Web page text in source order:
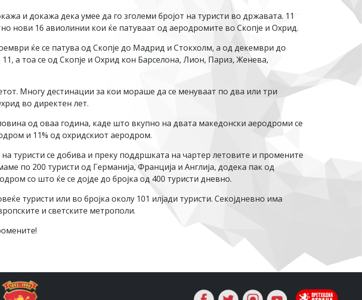
и докажа дека умее да го зголеми бројот на туристи во државата. 11
нови 16 авиолинии кои ќе патуваат од аеродромите во Скопје и Охрид.
ќе се патува од Скопје до Мадрид и Стокхолм, а од декември до
а тоа се од Скопје и Охрид кон Барселона, Лион, Париз, Женева,
Многу дестинации за кои мораше да се менуваат по два или три
во директен лет.
од оваа година, каде што вкупно на двата македонски аеродроми се
и 11% од охридскиот аеродром.
туристи се добива и преку поддршката на чартер летовите и промените
по 200 туристи од Германија, Франција и Англија, додека пак од
со што ќе се дојде до бројка од 400 туристи дневно.
туристи или во бројка околу 101 илјади туристи. Секојдневно има
и светските метрополи.